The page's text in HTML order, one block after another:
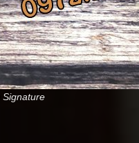
Signature